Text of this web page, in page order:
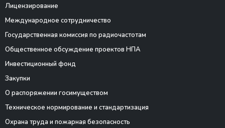
Лицензирование
Международное сотрудничество
Государственная комиссия по радиочастотам
Общественное обсуждение проектов НПА
Инвестиционный фонд
Закупки
О распоряжении госимуществом
Техническое нормирование и стандартизация
Охрана труда и пожарная безопасность